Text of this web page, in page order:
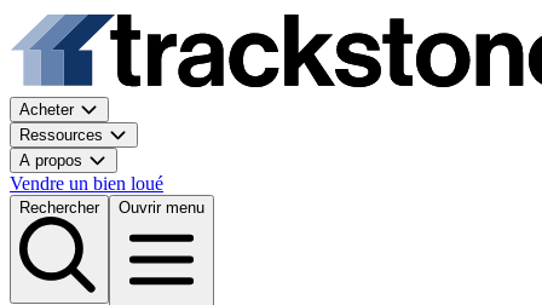
Acheter
Ressources
A propos
Vendre un bien loué
Rechercher Ouvrir menu